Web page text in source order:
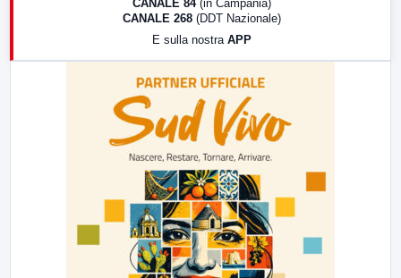
CANALE 84 (in Campania)
CANALE 268 (DDT Nazionale)
E sulla nostra APP